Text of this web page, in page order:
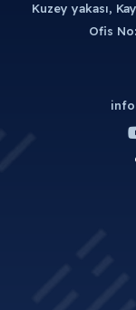
Kuzey yakası,
Ofis